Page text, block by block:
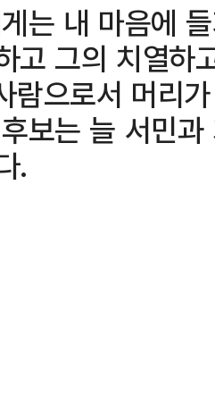
는 내 마음에
고 그의 치열하
람으로서 머리
보는 늘 서민
.